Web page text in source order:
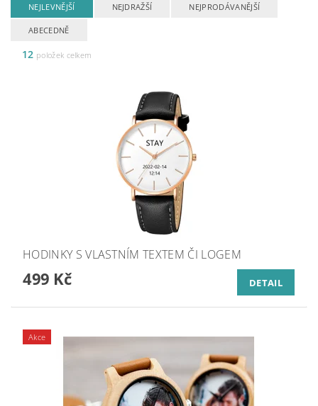
NEJLEVNĚJŠÍ NEJDRAŽŠÍ NEJPRODÁVANĚJŠÍ
ABECEDNĚ
12 položek celkem
HODINKY S VLASTNÍM TEXTEM ČI LOGEM
499 Kč DETAIL
Akce